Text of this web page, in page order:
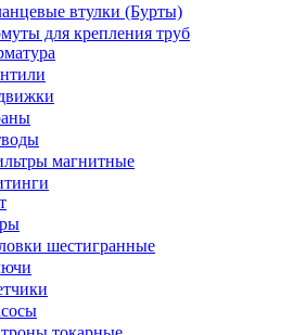
втулки (Бурты)
для крепления труб
магнитные
шестигранные